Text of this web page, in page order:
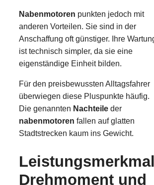
Nabenmotoren punkten jedoch mit
anderen Vorteilen. Sie sind in der
Anschaffung oft günstiger. Ihre
ist technisch simpler, da sie eine
eigenständige Einheit bilden.
Für den preisbewussten Alltagsfahrer
überwiegen diese Pluspunkte häufig.
Die genannten Nachteile der
nabenmotoren fallen auf glatten
Stadtstrecken kaum ins Gewicht.
Drehmoment und